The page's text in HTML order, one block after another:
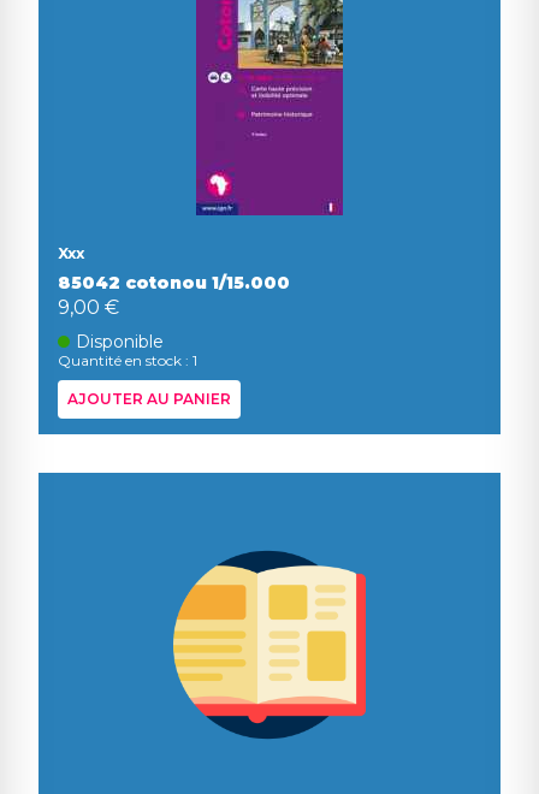
Xxx
85042 cotonou 1/15.000
9,00 €
Disponible
Quantité en stock : 1
AJOUTER AU PANIER